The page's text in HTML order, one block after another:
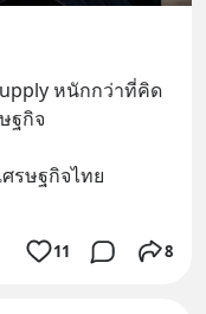
หนักกว่าที่คิด
ฐกิจ
รษฐกิจไทย
11 8